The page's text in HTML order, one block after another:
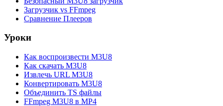
Загрузчик vs FFmpeg
Сравнение Плееров
Уроки
Как воспроизвести M3U8
Как скачать M3U8
Извлечь URL M3U8
Конвертировать M3U8
Объединить TS файлы
FFmpeg M3U8 в MP4